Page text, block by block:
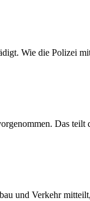
Wie die Polizei
Das
und Verkehr